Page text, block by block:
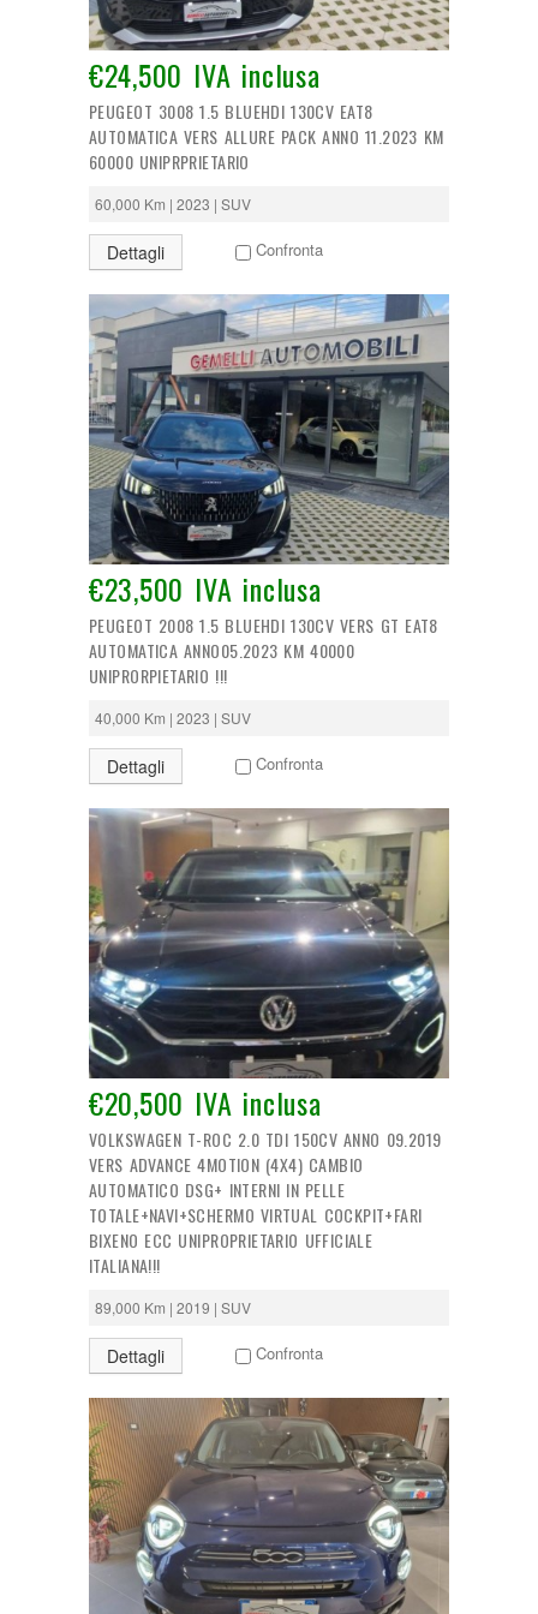
Tipologia:
Anno di costruzione:
Chilometraggio:
Alimentazione:
CERCA
€24,500 IVA inclusa
PEUGEOT 3008 1.5 BLUEHDI 130CV EAT8
AUTOMATICA VERS ALLURE PACK ANNO 11.2023 KM
60000 UNIPRPRIETARIO
60,000 Km | 2023 | SUV
Dettagli Confronta
€23,500 IVA inclusa
PEUGEOT 2008 1.5 BLUEHDI 130CV VERS GT EAT8
AUTOMATICA ANNO05.2023 KM 40000
UNIPRORPIETARIO !!!
40,000 Km | 2023 | SUV
Dettagli Confronta
€20,500 IVA inclusa
VOLKSWAGEN T-ROC 2.0 TDI 150CV ANNO 09.2019
VERS ADVANCE 4MOTION (4X4) CAMBIO
AUTOMATICO DSG+ INTERNI IN PELLE
TOTALE+NAVI+SCHERMO VIRTUAL COCKPIT+FARI
BIXENO ECC UNIPROPRIETARIO UFFICIALE
ITALIANA!!!
89,000 Km | 2019 | SUV
Dettagli Confronta